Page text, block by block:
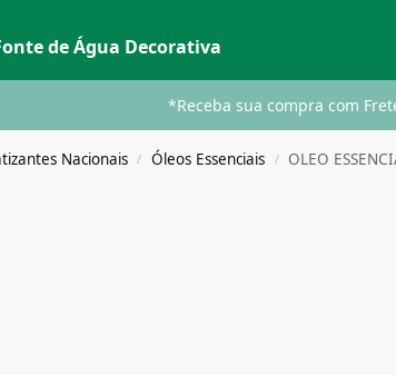
de Água Decorativa
*Receba sua compra com
Nacionais / Óleos Essenciais / OLEO